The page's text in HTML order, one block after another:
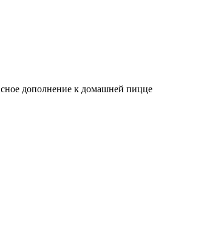
дополнение к домашней пицце